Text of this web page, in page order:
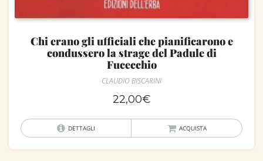
Chi erano gli ufficiali che pianificarono e
condussero la strage del Padule di
Fucecchio
CLAUDIO BISCARINI
22,00€
DETTAGLI ACQUISTA